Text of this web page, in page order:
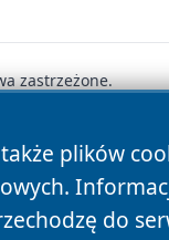
plików
do
zastrzeżone.
Cookies